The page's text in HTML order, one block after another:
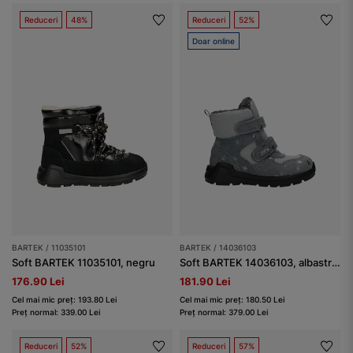
Reduceri 48%
BARTEK / 11035101
Soft BARTEK 11035101, negru
176.90 Lei
Cel mai mic preț: 193.80 Lei
Preț normal: 339.00 Lei
Reduceri 52%
Doar online
BARTEK / 14036103
Soft BARTEK 14036103, albastru-gri
181.90 Lei
Cel mai mic preț: 180.50 Lei
Preț normal: 379.00 Lei
Reduceri 52% Reduceri 57%